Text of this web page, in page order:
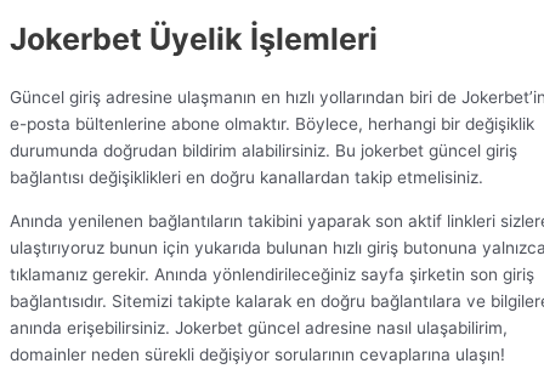
Jokerbet Üyelik İşlemleri
Güncel giriş adresine ulaşmanın en hızlı yollarından biri de
e-posta bültenlerine abone olmaktır. Böylece, herhangi bir değişiklik
durumunda doğrudan bildirim alabilirsiniz. Bu jokerbet güncel giriş
bağlantısı değişiklikleri en doğru kanallardan takip etmelisiniz.
Anında yenilenen bağlantıların takibini yaparak son aktif linkleri
ulaştırıyoruz bunun için yukarıda bulunan hızlı giriş butonuna
tıklamanız gerekir. Anında yönlendirileceğiniz sayfa şirketin son giriş
bağlantısıdır. Sitemizi takipte kalarak en doğru bağlantılara ve
anında erişebilirsiniz. Jokerbet güncel adresine nasıl ulaşabilirim,
domainler neden sürekli değişiyor sorularının cevaplarına ulaşın!